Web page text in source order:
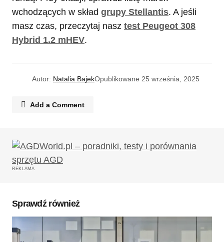
wchodzących w skład grupy Stellantis. A jeśli
masz czas, przeczytaj nasz test Peugeot 308
Hybrid 1.2 mHEV.
Autor: Natalia BajekOpublikowane 25 września, 2025
Add a Comment
Twój adres email nie zostanie opublikowany.
Wymagane pola są oznaczone
REKLAMA
Sprawdź również